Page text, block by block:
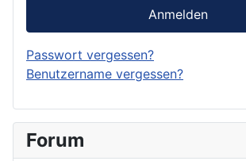
Anmelden
Passwort vergessen?
Benutzername vergessen?
Forum